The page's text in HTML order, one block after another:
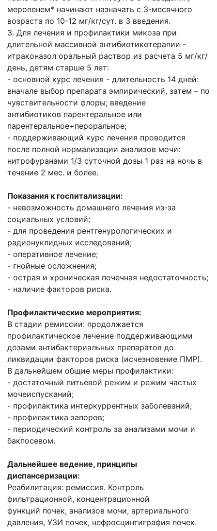
меропенем* начинают назначать с 3-месячного
возраста по 10-12 мг/кг/сут. в 3 введения.
3. Для лечения и профилактики микоза при
длительной массивной антибиотикотерапии -
итраконазол оральный раствор из расчета 5 мг/кг/
день, детям старше 5 лет:
- основной курс лечения - длительность 14 дней:
вначале выбор препарата эмпирический, затем – по
чувствительности флоры; введение
антибиотиков парентеральное или
парентеральное+пероральное;
- поддерживающий курс лечения проводится
после полной нормализации анализов мочи:
нитрофуранами 1/3 суточной дозы 1 раз на ночь в
течение 2 мес. и более.
Показания к госпитализации:
- невозможность домашнего лечения из-за
социальных условий;
- для проведения рентгенурологических и
радионуклидных исследований;
- оперативное лечение;
- гнойные осложнения;
- острая и хроническая почечная недостаточность;
- наличие факторов риска.
Профилактические мероприятия:
В стадии ремиссии: продолжается
профилактическое лечение поддерживающими
дозами антибактериальных препаратов до
ликвидации факторов риска (исчезновение ПМР).
В дальнейшем общие меры профилактики:
- достаточный питьевой режим и режим частых
мочеиспусканий;
- профилактика интеркуррентных заболеваний;
- профилактика запоров;
- периодический контроль за анализами мочи и
бакпосевом.
Дальнейшее ведение, принципы
диспансеризации:
Реабилитация: ремиссия. Контроль
фильтрационной, концентрационной
функций почек, анализов мочи, артериального
давления, УЗИ почек, нефросцинтиграфия почек.